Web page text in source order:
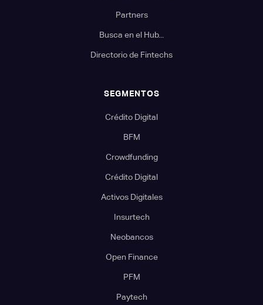
Partners
Busca en el Hub...
Directorio de Fintechs
SEGMENTOS
Crédito Digital
BFM
Crowdfunding
Crédito Digital
Activos Digitales
Insurtech
Neobancos
Open Finance
PFM
Paytech